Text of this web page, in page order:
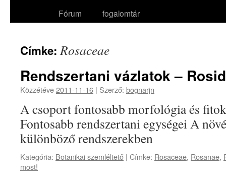
Fórum
fogalomtár
Címke:Rosaceae
Rendszertani vázlatok –
Közzétéve2011-11-16 | Szerző: bognarjn
A csoport fontosabb morfológia és
Fontosabb rendszertani egységei A
különböző rendszerekben
Kategória: Botanikai szemléltető | Címke: Rosaceae, Rosanae,
most!